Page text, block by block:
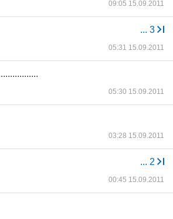
09:05 15.09.2011
... 3
05:31 15.09.2011
05:30 15.09.2011
03:28 15.09.2011
... 2
00:45 15.09.2011